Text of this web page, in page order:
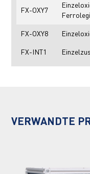
FX-OXY7
FX-OXY8
FX-INT1
VERWANDTE